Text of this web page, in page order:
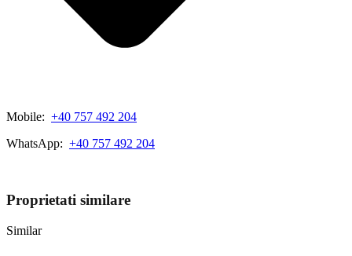
Mobile: +40 757 492 204
WhatsApp: +40 757 492 204
Proprietati similare
Similar